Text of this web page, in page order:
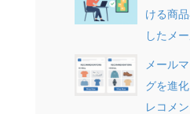
ける商
したメ
メール
グを進
レコメン